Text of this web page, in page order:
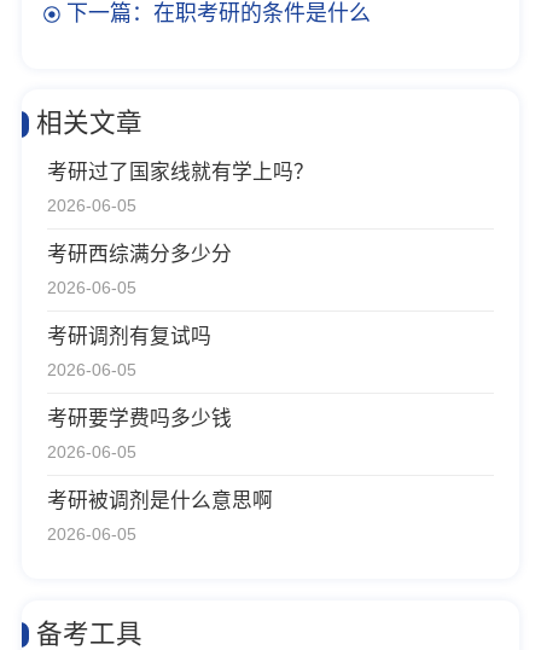
下一篇：在职考研的条件是什么
相关文章
考研过了国家线就有学上吗？
2026-06-05
考研西综满分多少分
2026-06-05
考研调剂有复试吗
2026-06-05
考研要学费吗多少钱
2026-06-05
考研被调剂是什么意思啊
2026-06-05
备考工具